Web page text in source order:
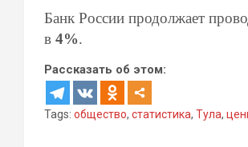
Банк России продолжает
в 4%.
Рассказать об этом:
Tags: общество, статистика, Тула,